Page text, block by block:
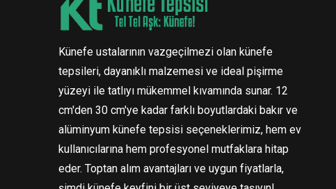
Künefe ustalarının vazgeçilmezi olan künefe
tepsileri, dayanıklı malzemesi ve ideal pişirme
yüzeyi ile tatlıyı mükemmel kıvamında sunar. 12
cm'den 30 cm'ye kadar farklı boyutlardaki bakır ve
alüminyum künefe tepsisi seçeneklerimiz, hem ev
kullanıcılarına hem profesyonel mutfaklara hitap
eder. Toptan alım avantajları ve uygun fiyatlarla,